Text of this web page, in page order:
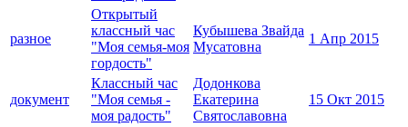
разное
Открытый
классный час
"Моя семья-моя
гордость"
Кубышева Звайда
Мусатовна
1 Апр 2015
документ
Классный час
"Моя семья -
моя радость"
Додонкова
Екатерина
Святославовна
15 Окт 2015